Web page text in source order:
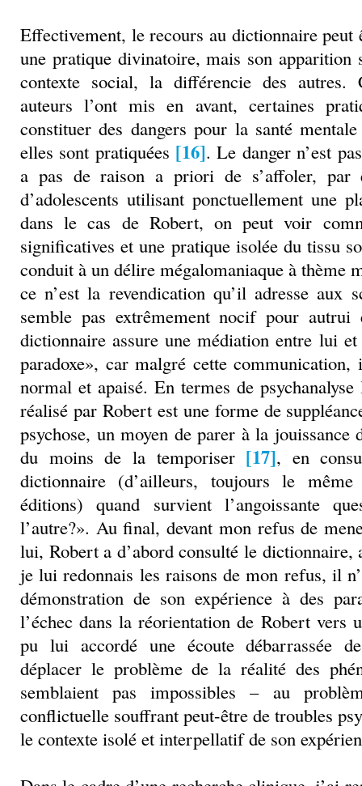
Effectivement, le recours au dictionnaire peut
une pratique divinatoire, mais son apparition
contexte social, la différencie des autres.
auteurs l’ont mis en avant, certaines
constituer des dangers pour la santé
elles sont pratiquées [16]. Le danger n’est
a pas de raison a priori de s’affoler, par
d’adolescents utilisant ponctuellement une
dans le cas de Robert, on peut voir
significatives et une pratique isolée du tissu
conduit à un délire mégalomaniaque à thème
ce n’est la revendication qu’il adresse aux
semble pas extrêmement nocif pour
dictionnaire assure une médiation entre lui
paradoxe», car malgré cette
normal et apaisé. En termes de
réalisé par Robert est une forme de
psychose, un moyen de parer à la
du moins de la temporiser [17], en
dictionnaire (d’ailleurs, toujours le
éditions) quand survient l’angoissante
l’autre?». Au final, devant mon refus de
lui, Robert a d’abord consulté le dictionnaire,
je lui redonnais les raisons de mon refus, il
démonstration de son expérience à des
l’échec dans la réorientation de Robert vers
pu lui accordé une écoute débarrassée
déplacer le problème de la réalité des
semblaient pas impossibles – au
conflictuelle souffrant peut-être de troubles
le contexte isolé et interpellatif de son